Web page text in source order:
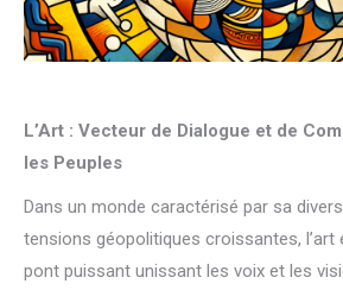
L’Art : Vecteur de Dialogue et de
les Peuples
Dans un monde caractérisé par sa
tensions géopolitiques croissantes, l’art
pont puissant unissant les voix et les